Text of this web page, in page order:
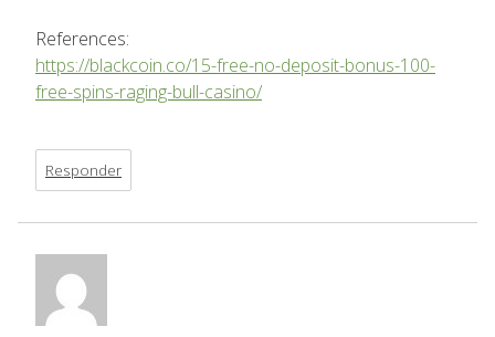
References:
https://blackcoin.co/15-free-no-deposit-bonus-100-
free-spins-raging-bull-casino/
Responder